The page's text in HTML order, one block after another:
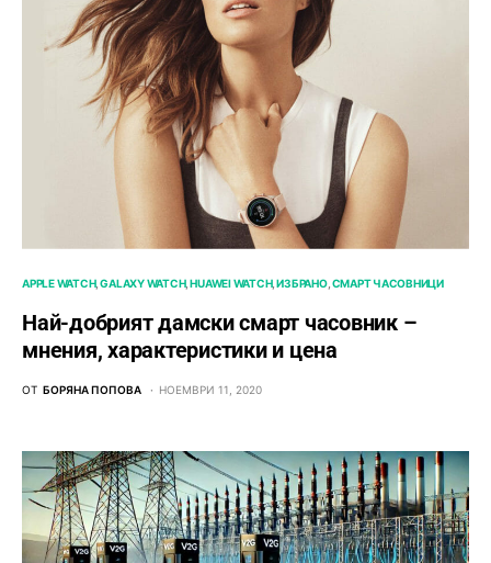
APPLE WATCH GALAXY WATCH HUAWEI WATCH ИЗБРАНО СМАРТ ЧАСОВНИЦИ
Най-добрият дамски смарт часовник –
мнения, характеристики и цена
ОТ БОРЯНА ПОПОВА НОЕМВРИ 11, 2020